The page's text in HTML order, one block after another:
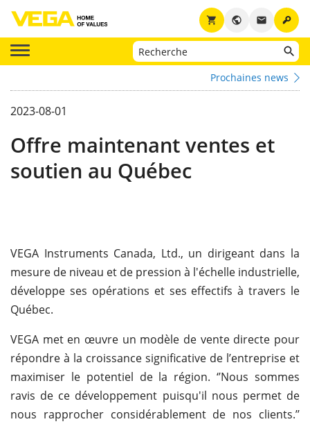
key
email
public
shopping_cart
Prochaines news
2023-08-01
Offre maintenant ventes et
soutien au Québec
VEGA Instruments Canada, Ltd., un dirigeant dans la
mesure de niveau et de pression à l'échelle industrielle,
développe ses opérations et ses effectifs à travers le
Québec.
VEGA met en œuvre un modèle de vente directe pour
répondre à la croissance significative de l’entreprise et
maximiser le potentiel de la région. ‘’Nous sommes
ravis de ce développement puisqu'il nous permet de
nous rapprocher considérablement de nos clients.’’